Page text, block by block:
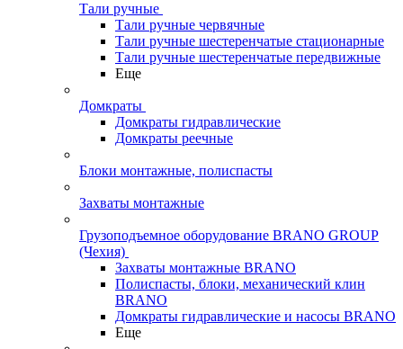
Тали ручные
Тали ручные червячные
Тали ручные шестеренчатые стационарные
Тали ручные шестеренчатые передвижные
Еще
Домкраты
Домкраты гидравлические
Домкраты реечные
Блоки монтажные, полиспасты
Захваты монтажные
Грузоподъемное оборудование BRANO GROUP
(Чехия)
Захваты монтажные BRANO
Полиспасты, блоки, механический клин
BRANO
Домкраты гидравлические и насосы BRANO
Еще